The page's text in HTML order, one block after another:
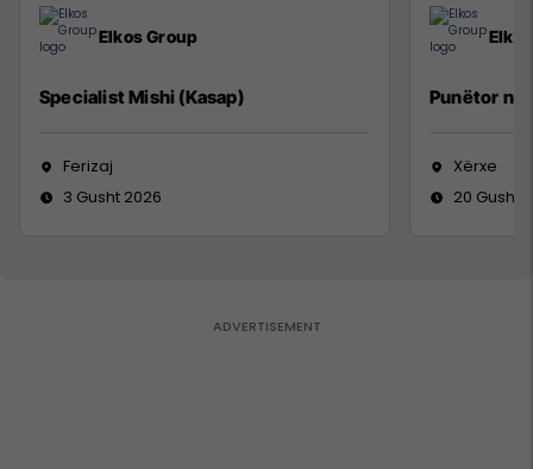
Elkos Group
Specialist Mishi (Kasap)
Ferizaj
3 Gusht 2026
Punëtor në
Xërxe
20 Gusht